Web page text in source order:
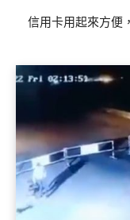
信用卡用起來方便